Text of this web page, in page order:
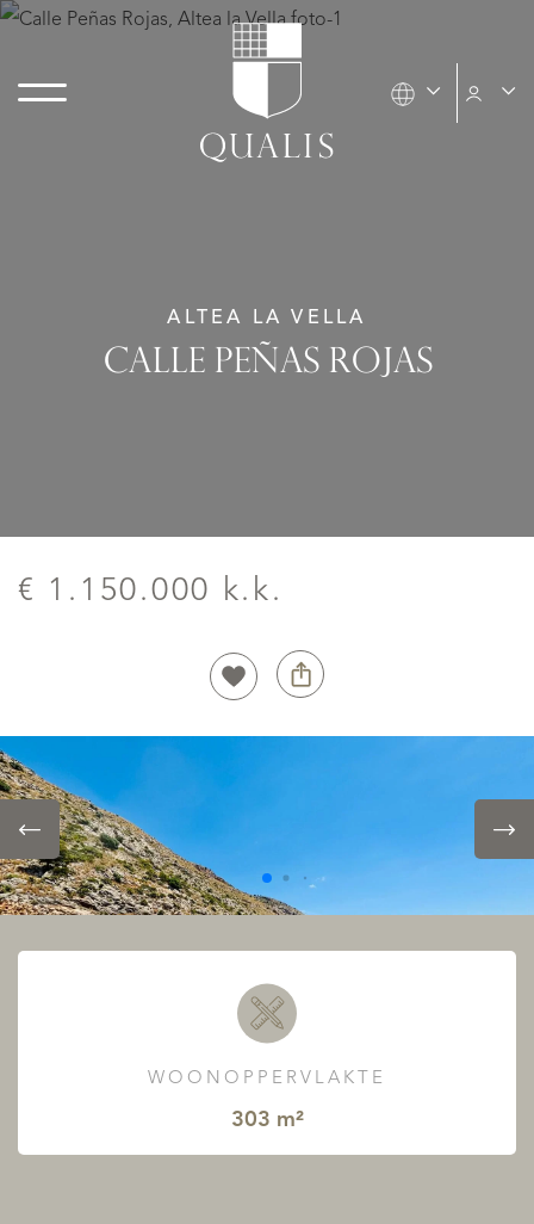
ALTEA LA VELLA
CALLE PEÑAS ROJAS
€ 1.150.000 k.k.
WOONOPPERVLAKTE
303 m²